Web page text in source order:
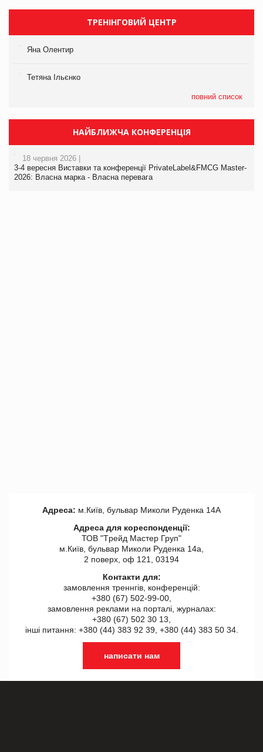
ТРЕНІНГОВИЙ ЦЕНТР
Яна Олентир
Тетяна Ільєнко
повний список
НАЙБЛИЖЧА КОНФЕРЕНЦІЯ
18 червня 2026 |
3-4 вересня Виставки та конференції PrivateLabel&FMCG Master-
2026: Власна марка - Власна перевага
Адреса: м.Київ, бульвар Миколи Руденка 14А
Адреса для кореспонденції:
ТОВ "Tрейд Мастер Груп"
м.Київ, бульвар Миколи Руденка 14а,
2 поверх, оф 121, 03194
Контакти для:
замовлення треннгів, конференцій:
+380 (67) 502-99-00,
замовлення реклами на порталі, журналах:
+380 (67) 502 30 13,
інші питання: +380 (44) 383 92 39, +380 (44) 383 50 34.
написати нам